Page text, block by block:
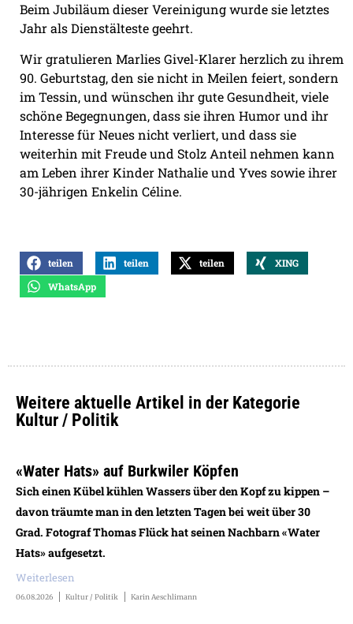
Beim Jubiläum dieser Vereinigung wurde sie letztes
Jahr als Dienstälteste geehrt.
Wir gratulieren Marlies Givel-Klarer herzlich zu ihrem
90. Geburtstag, den sie nicht in Meilen feiert, sondern
im Tessin, und wünschen ihr gute Gesundheit, viele
schöne Begegnungen, dass sie ihren Humor und ihr
Interesse für Neues nicht verliert, und dass sie
weiterhin mit Freude und Stolz Anteil nehmen kann
am Leben ihrer Kinder Nathalie und Yves sowie ihrer
30-jährigen Enkelin Céline.
teilen teilen teilen
XING
WhatsApp
Weitere aktuelle Artikel in der Kategorie
Kultur / Politik
«Water Hats» auf Burkwiler Köpfen
Sich einen Kübel kühlen Wassers über den Kopf zu kippen –
davon träumte man in den letzten Tagen bei weit über 30
Grad. Fotograf Thomas Flück hat seinen Nachbarn «Water
Hats» aufgesetzt.
Weiterlesen
06.08.2026 Kultur / Politik Karin Aeschlimann